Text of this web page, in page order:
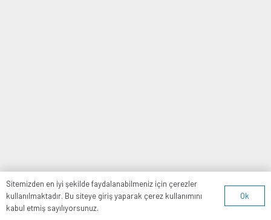
Sitemizden en iyi şekilde faydalanabilmeniz için çerezler
kullanılmaktadır. Bu siteye giriş yaparak çerez kullanımını
kabul etmiş sayılıyorsunuz.
Ok